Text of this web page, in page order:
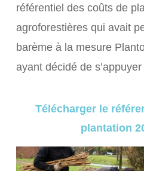
référentiel des coûts de
agroforestières qui avait
barème à la mesure
ayant décidé de
Télécharger le
plantation